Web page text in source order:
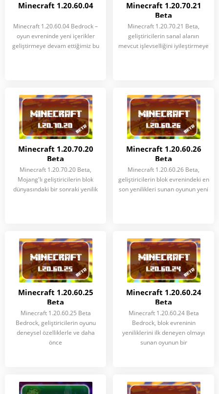
Minecraft 1.20.60.04
Minecraft 1.20.60.04 Bedrock –
oyun evreninde yeni içerikler
geliştirmeye devam ettiğimiz bu
Minecraft 1.20.70.21
Beta
Minecraft 1.20.70.21 Beta,
geliştiricilerin sanal alanın
mevcut işlevselliğini iyileştirmeye
Minecraft 1.20.70.20
Beta
Minecraft 1.20.70.20 Beta,
Mojang'lı geliştiricilerin blok
dünyasındaki bir sonraki yenilik
Minecraft 1.20.60.26
Beta
Minecraft 1.20.60.26 Beta,
geliştiricilerin blok evrenindeki en
son yenilikleri sunan oyunun yeni
Minecraft 1.20.60.25
Beta
Minecraft 1.20.60.25 Beta
Bedrock, geliştiricilerin oyunu
deneysel özelliklerle ve daha
önce
Minecraft 1.20.60.24
Beta
Minecraft 1.20.60.24 Beta
Bedrock, blok evreninin
yeniliklerini ilk deneyen olmayı
sunan oyunun bir